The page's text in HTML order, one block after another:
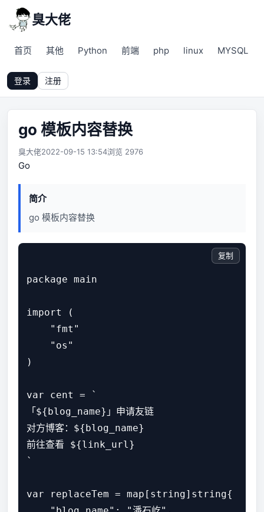
臭大佬
首页 其他 Python 前端 php linux MYSQL
登录 注册
go 模板内容替换
臭大佬2022-09-15 13:54浏览 2976
Go
简介
go 模板内容替换
package main
import (
    "fmt"
    "os"
)
var cent = `
「${blog_name}」申请友链
对方博客：${blog_name}
前往查看 ${link_url}
`
var replaceTem = map[string]string{
复制